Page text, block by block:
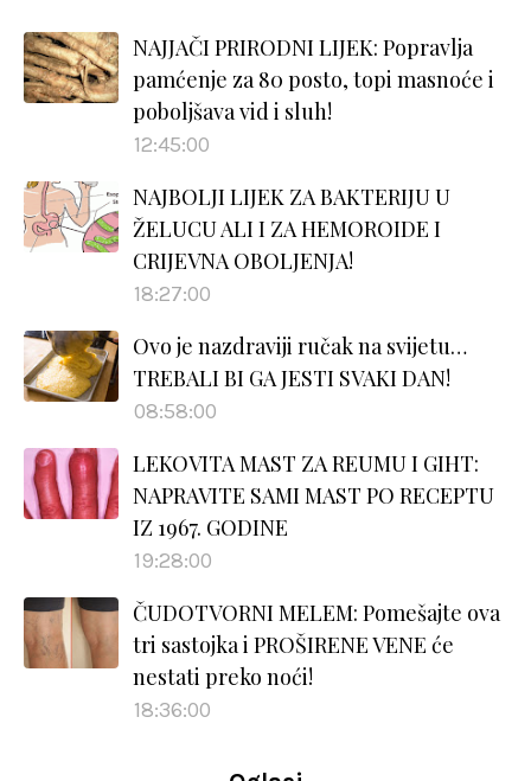
NAJJAČI PRIRODNI LIJEK: Popravlja
pamćenje za 80 posto, topi masnoće i
poboljšava vid i sluh!
12:45:00
NAJBOLJI LIJEK ZA BAKTERIJU U
ŽELUCU ALI I ZA HEMOROIDE I
CRIJEVNA OBOLJENJA!
18:27:00
Ovo je nazdraviji ručak na svijetu…
TREBALI BI GA JESTI SVAKI DAN!
08:58:00
LEKOVITA MAST ZA REUMU I GIHT:
NAPRAVITE SAMI MAST PO RECEPTU
IZ 1967. GODINE
19:28:00
ČUDOTVORNI MELEM: Pomešajte ova
tri sastojka i PROŠIRENE VENE će
nestati preko noći!
18:36:00